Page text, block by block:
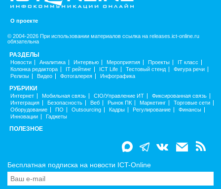
О проекте
© 2004-2026 При использовании материалов ссылка на releases.ict-online.ru
обязательна
РАЗДЕЛЫ
Новости Аналитика Интервью Мероприятия Проекты
IT класс
Колонка редактора
IT рейтинг ICT Life Тестовый стенд
Фигура речи
Релизы
Видео Фотогалерея Инфографика
РУБРИКИ
Интернет Мобильная связь CIO/Управление ИТ
Фиксированная связь
Интеграция
Безопасность Веб Рынок ПК Маркетинг
Торговые сети
Оборудование
ПО Outsourcing Кадры Регулирование
Финансы
Инновации
Гаджеты
ПОЛЕЗНОЕ
Бесплатная подписка на новости ICT-Online